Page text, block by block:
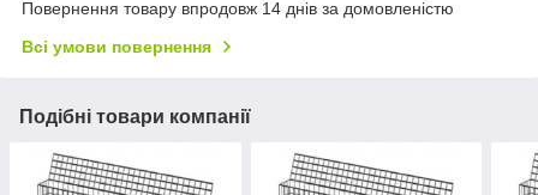
Повернення товару впродовж 14 днів за домовленістю
Всі умови повернення
Подібні товари компанії